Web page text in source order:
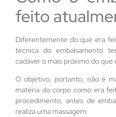
feito
Diferentemente do que era
técnica do embalsamento
cadáver o mais próximo do que
O objetivo, portanto, não é
matéria do corpo como era
procedimento, antes de
realiza uma massagem.